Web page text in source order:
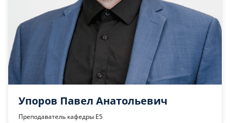
Упоров Павел Анатольевич
Преподаватель кафедры Е5